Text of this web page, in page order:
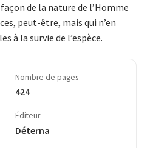
de la nature de l’Homme
peut-être, mais qui n’en
à la survie de l’espèce.
Nombre de pages
424
Éditeur
Déterna